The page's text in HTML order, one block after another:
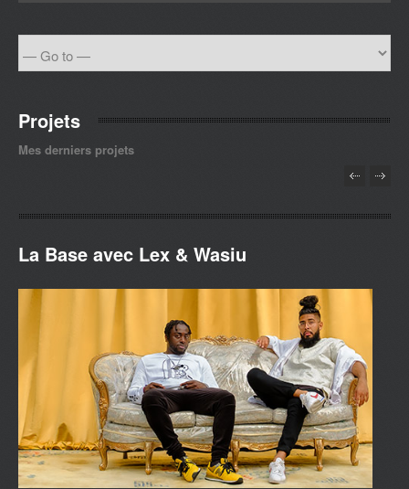
Projets
Mes derniers projets
La Base avec Lex & Wasiu